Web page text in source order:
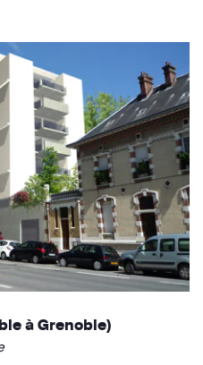
à Grenoble)